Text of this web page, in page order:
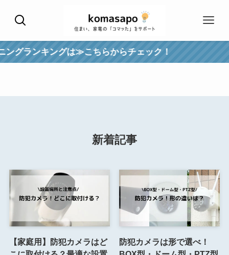
ランキングは≫こちらからチェック！
新着記事
【家庭用】防犯カメラはど
防犯カメラは形で選べ！